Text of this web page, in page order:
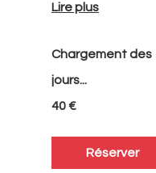
Lire plus
Chargement des
jours...
euros
40 €
Réserver